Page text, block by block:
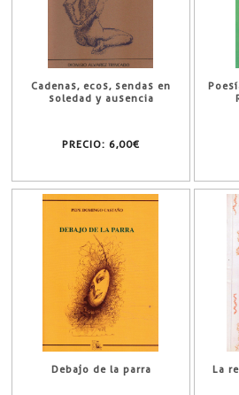
Cadenas, ecos, sendas en
soledad y ausencia
PRECIO: 6,00€
Debajo de la parra
La